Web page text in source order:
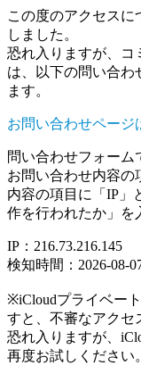
この度のアクセスに
しました。
恐れ入りますが、コ
は、以下の問い合わ
ます。
お問い合わせページ
問い合わせフォーム
お問い合わせ内容の
内容の項目に「IP」
作を行われたか」を
IP：216.73.216.145
検知時間：2026-08-
※iCloudプライベー
すと、不審なアクセ
恐れ入りますが、
再度お試しください。